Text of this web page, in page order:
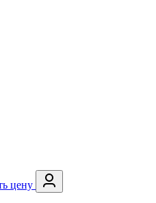
цену